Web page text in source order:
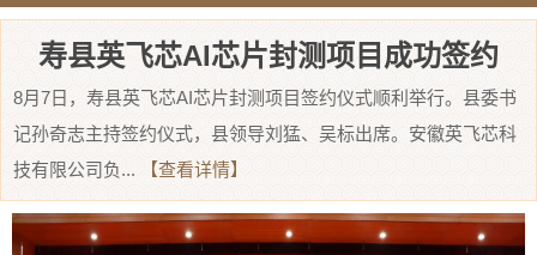
新媒体
寿县英飞芯AI芯片封测项目成功签约
8月7日，寿县英飞芯AI芯片封测项目签约仪式顺利举行。县委书
记孙奇志主持签约仪式，县领导刘猛、吴标出席。安徽英飞芯科
技有限公司负...
【查看详情】